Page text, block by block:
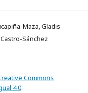
Maza, Gladis
Sánchez
Commons
4.0.